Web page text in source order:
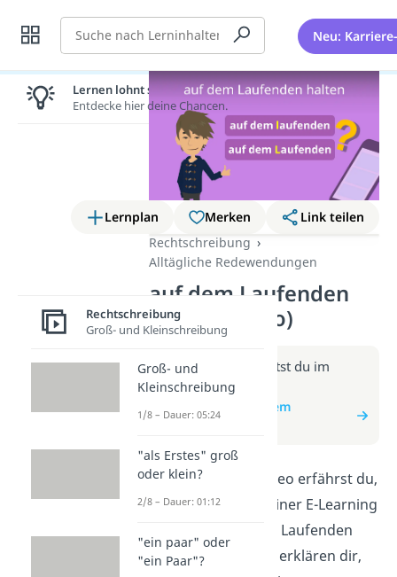
Suche Neu:
Lernplan Merken
Link teilen
Rechtschreibung
Alltägliche Redewendungen
auf dem Laufenden
halten (Video)
Weitere Infos erhältst du im
Beitrag zum Video
zum Beitrag: auf dem
In diesem Erklärvideo erfährst du,
wie du dich auf meiner E-Learning
Plattform 'auf dem Laufenden
halten' kannst. Wir erklären dir,
Lernen lohnt sich!
Entdecke hier deine Chancen.
Rechtschreibung
Groß- und Kleinschreibung
Groß- und
Kleinschreibung
1/8 – Dauer: 05:24
"als Erstes" groß
oder klein?
2/8 – Dauer: 01:12
"ein paar" oder
"ein Paar"?